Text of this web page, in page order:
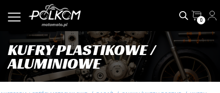
0
KUFRY PLASTIKOWE /
ALUMINIOWE